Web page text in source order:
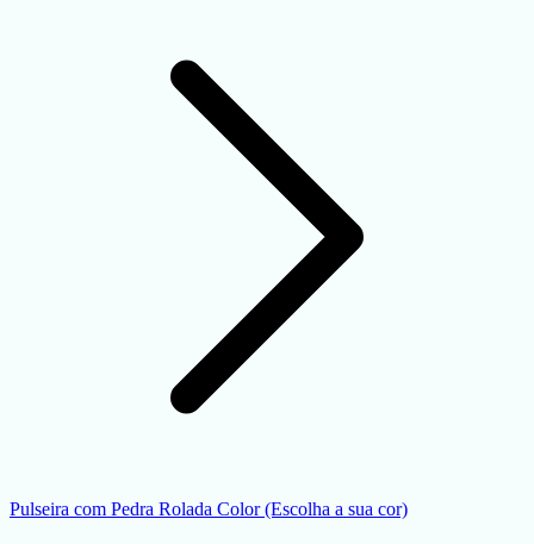
Pulseira com Pedra Rolada Color (Escolha a sua cor)